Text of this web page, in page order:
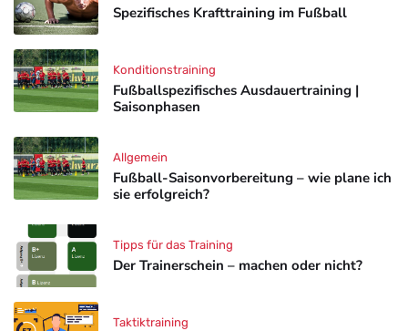
Spezifisches Krafttraining im Fußball
Fußballspezifisches Ausdauertraining |
Saisonphasen
Konditionstraining
Fußball-Saisonvorbereitung – wie plane ich
sie erfolgreich?
Allgemein
Der Trainerschein – machen oder nicht?
Tipps für das Training
Taktiktraining